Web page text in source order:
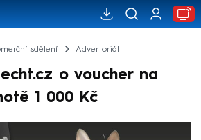
sdělení Advertoriál
o voucher na
1 000 Kč